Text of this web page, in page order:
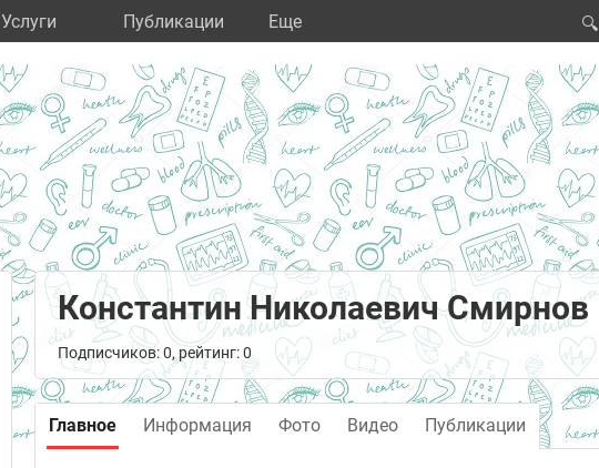
Услуги Публикации Eще 🔍
Константин Николаевич Смирнов
Подписчиков: 0, рейтинг: 0
Главное Информация Фото Видео Публикации